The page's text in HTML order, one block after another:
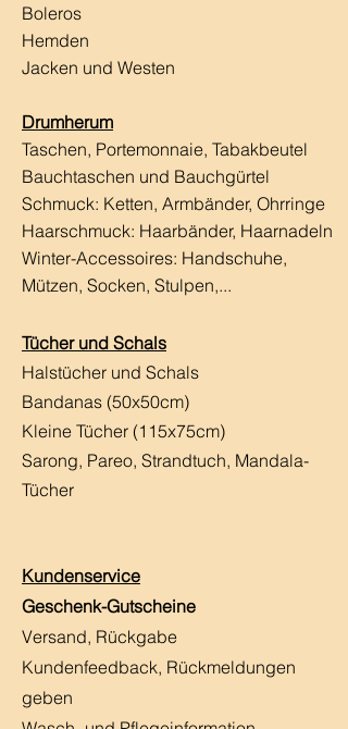
Boleros
Hemden
Jacken und Westen
Drumherum
Taschen, Portemonnaie, Tabakbeutel
Bauchtaschen und Bauchgürtel
Schmuck: Ketten, Armbänder, Ohrringe
Haarschmuck: Haarbänder, Haarnadeln
Winter-Accessoires: Handschuhe,
Mützen, Socken, Stulpen,...
Tücher und Schals
Halstücher und Schals
Bandanas (50x50cm)
Kleine Tücher (115x75cm)
Sarong, Pareo, Strandtuch, Mandala-
Tücher
Kundenservice
Geschenk-Gutscheine
Versand, Rückgabe
Kundenfeedback, Rückmeldungen
geben